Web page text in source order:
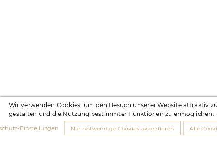
Wir verwenden Cookies, um den Besuch unserer Website attraktiv
gestalten und die Nutzung bestimmter Funktionen zu ermöglichen.
Einstellungen Nur notwendige Cookies akzeptieren Alle